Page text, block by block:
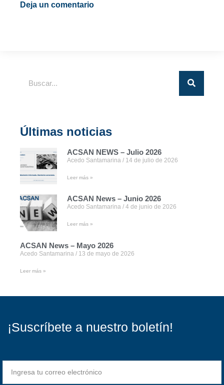
Deja un comentario
Últimas noticias
ACSAN NEWS – Julio 2026
Acedo Santamarina 14 de julio de 2026
Leer más »
ACSAN News – Junio 2026
Acedo Santamarina 4 de junio de 2026
Leer más »
ACSAN News – Mayo 2026
Acedo Santamarina 13 de mayo de 2026
Leer más »
¡Suscríbete a nuestro boletín!